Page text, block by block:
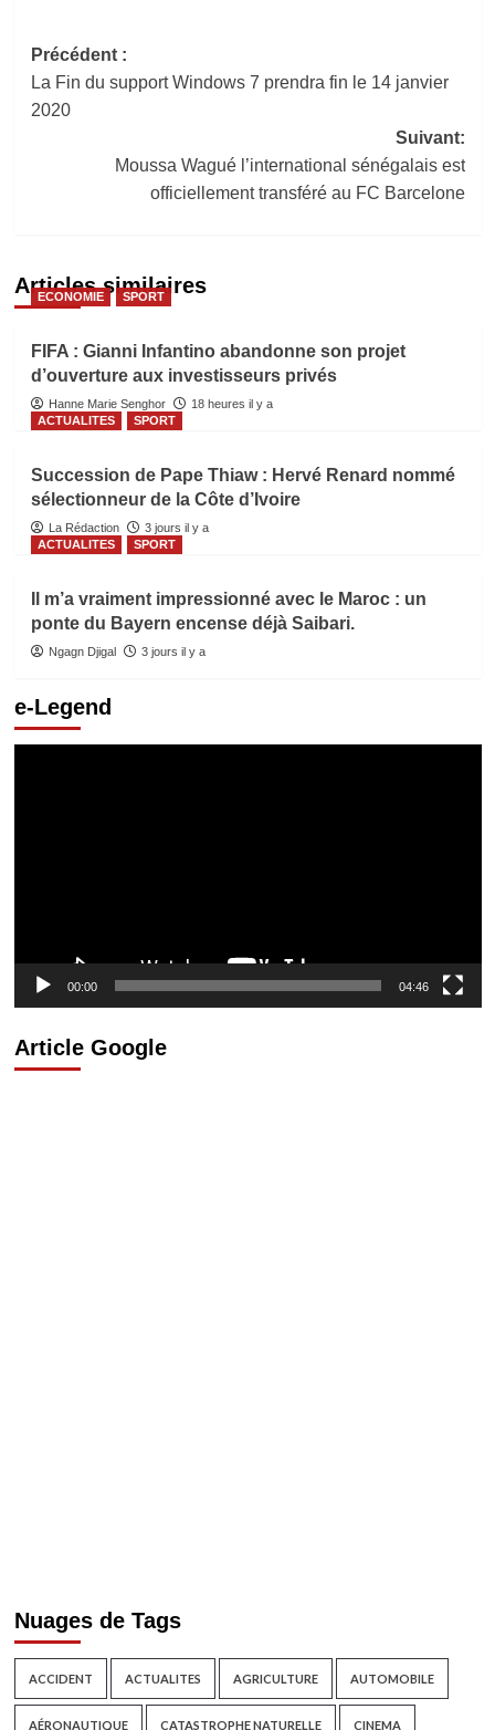
Navigation
d’article
Précédent :
La Fin du support Windows 7 prendra fin le 14 janvier
2020
Suivant:
Moussa Wagué l’international sénégalais est
officiellement transféré au FC Barcelone
Articles similaires
ECONOMIE SPORT
FIFA : Gianni Infantino abandonne son projet
d’ouverture aux investisseurs privés
Hanne Marie Senghor
18 heures il y a
ACTUALITES
SPORT
Succession de Pape Thiaw : Hervé Renard nommé
sélectionneur de la Côte d’Ivoire
La Rédaction
3 jours il y a
ACTUALITES
SPORT
Il m’a vraiment impressionné avec le Maroc : un
ponte du Bayern encense déjà Saibari.
Ngagn Djigal 3 jours il y a
e-Legend
00:00 04:46
Article Google
Nuages de Tags
ACCIDENT ACTUALITES AGRICULTURE AUTOMOBILE
AÉRONAUTIQUE CATASTROPHE NATURELLE CINEMA